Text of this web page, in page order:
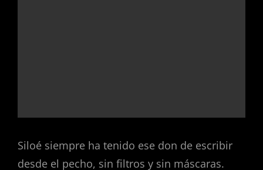
Siloé siempre ha tenido ese don de escribir
desde el pecho, sin filtros y sin máscaras.